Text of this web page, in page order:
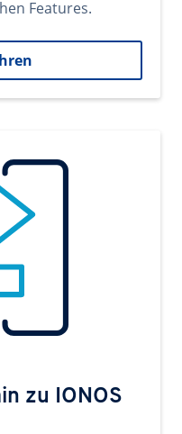
Features.
zu IONOS